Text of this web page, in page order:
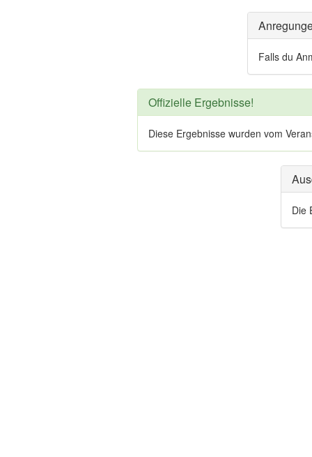
Falls du
Offizielle Ergebnisse!
Diese Ergebnisse wurden vom
Die